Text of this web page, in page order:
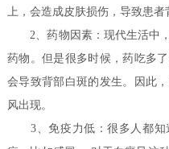
上，会造成皮肤损伤，导致患者
2、药物因素：现代生活中，
药物。但是很多时候，药吃多
会导致背部白斑的发生。因此
风出现。
3、免疫力低：很多人都知